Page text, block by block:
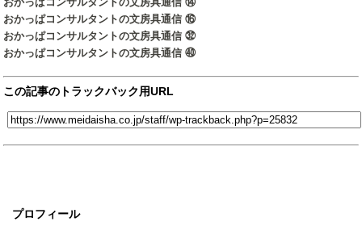
プロフィール
おかっぱコンサルタントの文房具通信 ⑯
おかっぱコンサルタントの文房具通信 ㉜
おかっぱコンサルタントの文房具通信 ㊵
この記事のトラックバック用URL